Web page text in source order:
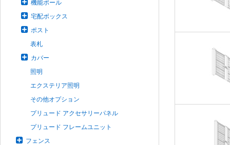
機能ポール
宅配ボックス
ポスト
表札
カバー
照明
エクステリア照明
その他オプション
プリュード アクセサリーパネル
プリュード フレームユニット
フェンス